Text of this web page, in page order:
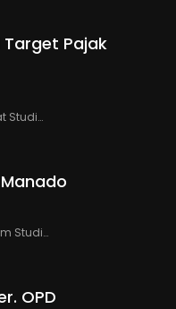
Target Pajak
Studi…
Studi…
OPD